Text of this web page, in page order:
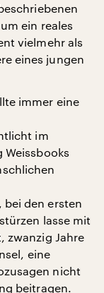
ein reales
vielmehr als
eines jungen
immer eine
im
Weissbooks
bei den ersten
lasse mit
zwanzig Jahre
eine
nicht
beitragen.